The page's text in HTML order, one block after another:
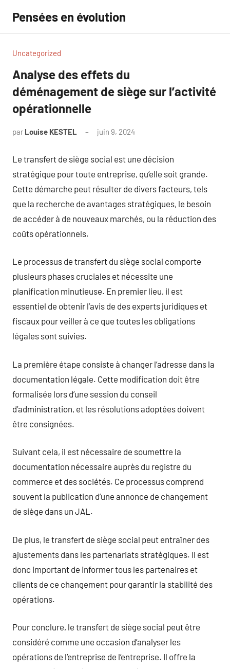
contenu
Pensées en évolution
Uncategorized
Analyse des effets du
déménagement de siège sur l’activité
opérationnelle
par Louise KESTEL juin 9, 2024
Le transfert de siège social est une décision
stratégique pour toute entreprise, qu’elle soit grande.
Cette démarche peut résulter de divers facteurs, tels
que la recherche de avantages stratégiques, le besoin
de accéder à de nouveaux marchés, ou la réduction des
coûts opérationnels.
Le processus de transfert du siège social comporte
plusieurs phases cruciales et nécessite une
planification minutieuse. En premier lieu, il est
essentiel de obtenir l’avis de des experts juridiques et
fiscaux pour veiller à ce que toutes les obligations
légales sont suivies.
La première étape consiste à changer l’adresse dans la
documentation légale. Cette modification doit être
formalisée lors d’une session du conseil
d’administration, et les résolutions adoptées doivent
être consignées.
Suivant cela, il est nécessaire de soumettre la
documentation nécessaire auprès du registre du
commerce et des sociétés. Ce processus comprend
souvent la publication d’une annonce de changement
de siège dans un JAL.
De plus, le transfert de siège social peut entraîner des
ajustements dans les partenariats stratégiques. Il est
donc important de informer tous les partenaires et
clients de ce changement pour garantir la stabilité des
opérations.
Pour conclure, le transfert de siège social peut être
considéré comme une occasion d’analyser les
opérations de l’entreprise de l’entreprise. Il offre la